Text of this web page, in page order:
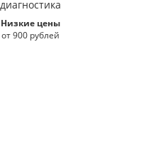
Низкие цены
от 900 рублей